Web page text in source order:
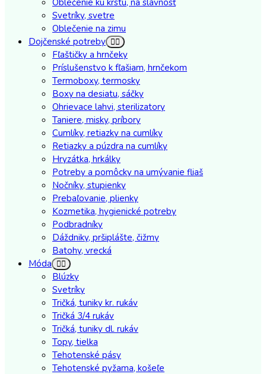
Svetríky, svetre
Oblečenie na zimu
Dojčenské potreby
Fľaštičky a hrnčeky
Príslušenstvo k fľašiam, hrnčekom
Termoboxy, termosky
Boxy na desiatu, sáčky
Ohrievace lahvi, sterilizatory
Taniere, misky, príbory
Cumlíky, retiazky na cumlíky
Retiazky a púzdra na cumlíky
Hryzátka, hrkálky
Potreby a pomôcky na umývanie fliaš
Nočníky, stupienky
Prebaľovanie, plienky
Kozmetika, hygienické potreby
Podbradníky
Dáždniky, pršiplášte, čižmy
Batohy, vrecká
Móda
Blúzky
Svetríky
Tričká, tuniky kr. rukáv
Tričká 3/4 rukáv
Tričká, tuniky dl. rukáv
Topy, tielka
Tehotenské pásy
Tehotenské pyžama, košeľe